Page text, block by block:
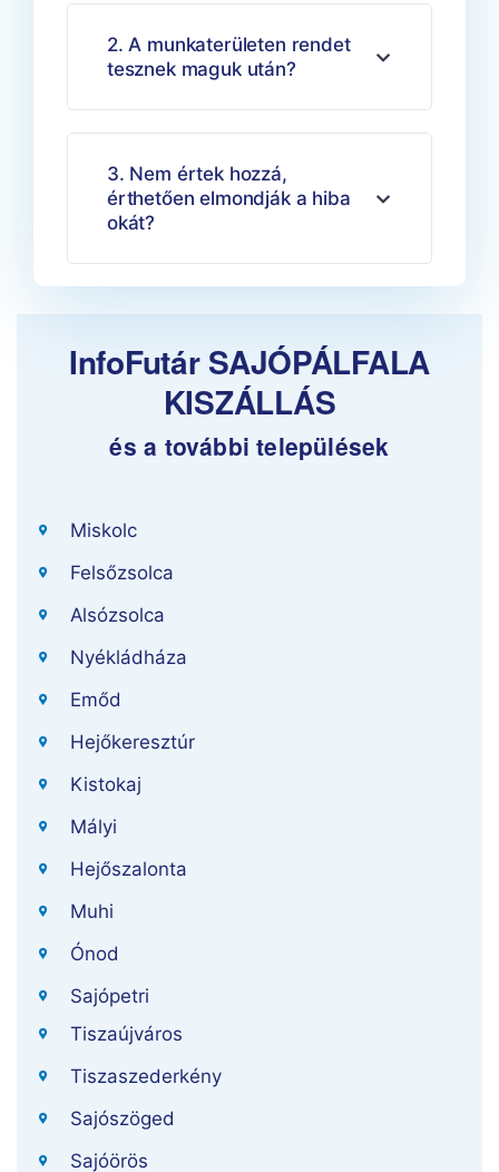
2. A munkaterületen rendet
tesznek maguk után?
3. Nem értek hozzá,
érthetően elmondják a hiba
okát?
InfoFutár SAJÓPÁLFALA
KISZÁLLÁS
és a további települések
Miskolc
Felsőzsolca
Alsózsolca
Nyékládháza
Emőd
Hejőkeresztúr
Kistokaj
Mályi
Hejőszalonta
Muhi
Ónod
Sajópetri
Tiszaújváros
Tiszaszederkény
Sajószöged
Sajóörös